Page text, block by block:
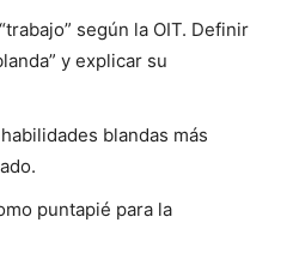
según la OIT. Definir
y explicar su
blandas más
puntapié para la